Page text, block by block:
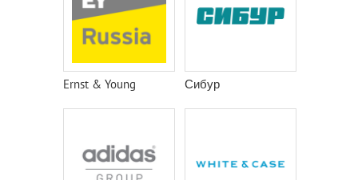
Ernst & Young Сибур